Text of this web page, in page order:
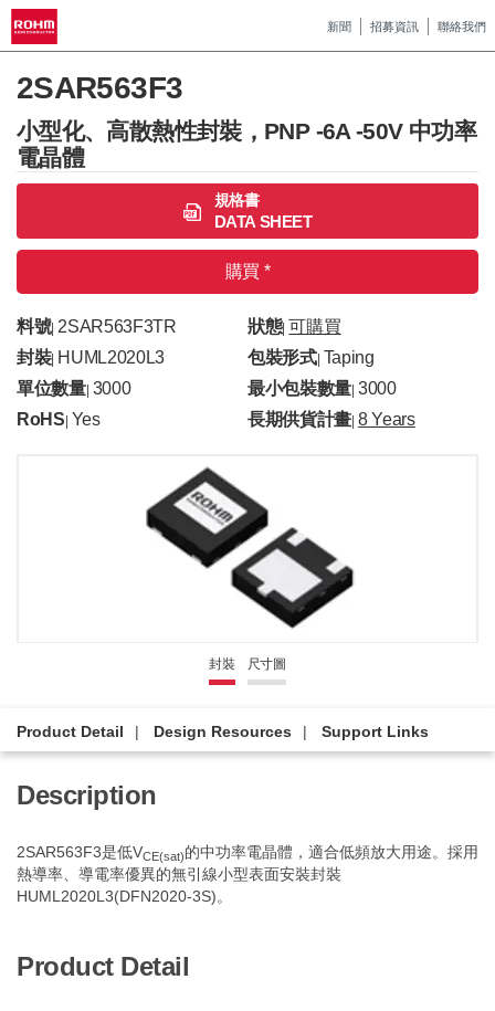
新聞 招募資訊 聯絡我們
2SAR563F3
小型化、高散熱性封裝，PNP -6A -50V 中功率
電晶體
規格書
DATA SHEET
購買 *
料號|2SAR563F3TR 狀態| 可購買
封裝| HUML2020L3 包裝形式| Taping
單位數量| 3000 最小包裝數量 |3000
RoHS Yes 長期供貨計畫 |8 Years
封裝 尺寸圖
Product Detail Design Resources Support Links
Description
2SAR563F3是低VCE(sat)的中功率電晶體，適合低頻放大用途。採用
熱導率、導電率優異的無引線小型表面安裝封裝
HUML2020L3(DFN2020-3S)。
Product Detail